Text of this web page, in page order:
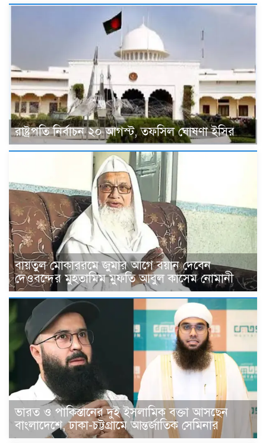
রাষ্ট্রপতি নির্বাচন ২০ আগস্ট, তফসিল ঘোষণা ইসির
বায়তুল মোকাররমে জুমার আগে বয়ান দেবেন
দেওবন্দের মুহতামিম মুফতি আবুল কাসেম নোমানী
ভারত ও পাকিস্তানের দুই ইসলামিক বক্তা আসছেন
বাংলাদেশে, ঢাকা-চট্টগ্রামে আন্তর্জাতিক সেমিনার